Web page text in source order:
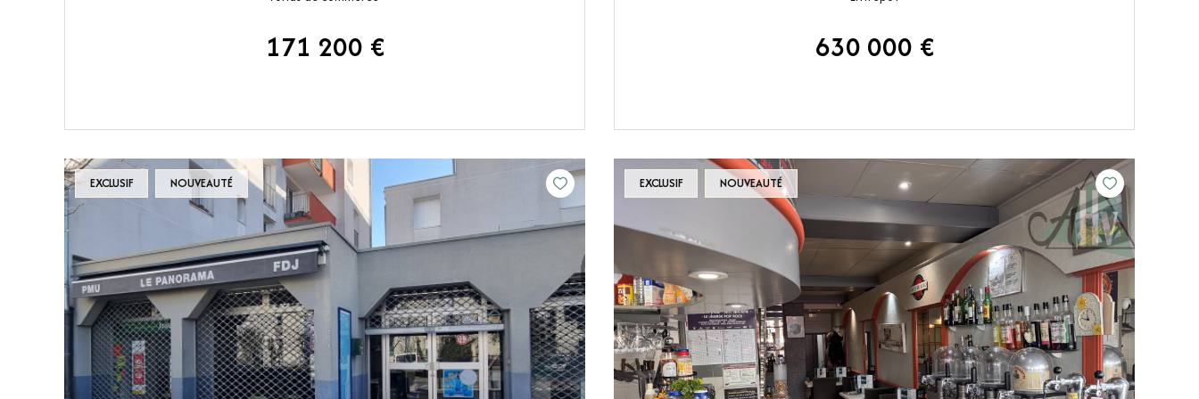
171 200 € 630 000 €
EXCLUSIF NOUVEAUTÉ EXCLUSIF NOUVEAUTÉ